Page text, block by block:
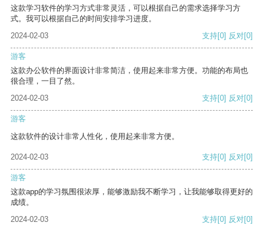
这款学习软件的学习方式非常灵活，可以根据自己的需求选择学习方
式。我可以根据自己的时间安排学习进度。
2024-02-03
支持[0] 反对[0]
游客
这款办公软件的界面设计非常简洁，使用起来非常方便。功能的布局也
很合理，一目了然。
2024-02-03
支持[0] 反对[0]
游客
这款软件的设计非常人性化，使用起来非常方便。
2024-02-03 支持[0] 反对[0]
游客
这款app的学习氛围很浓厚，能够激励我不断学习，让我能够取得更好的
成绩。
2024-02-03
支持[0] 反对[0]